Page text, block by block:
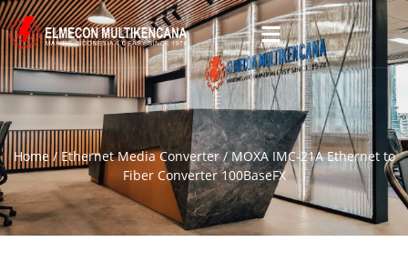
Home/Ethernet Media Converter/ MOXA IMC-21A Ethernet to
Fiber Converter 100BaseFX